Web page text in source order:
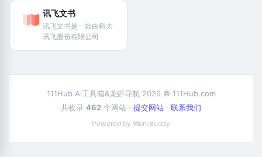
讯飞文书
讯飞文书是一款由科大
讯飞股份有限公司
111Hub Ai工具箱&龙虾导航 2026 © 111Hub.com
共收录 462 个网站 · 提交网站 · 联系我们
Powered by WorkBuddy